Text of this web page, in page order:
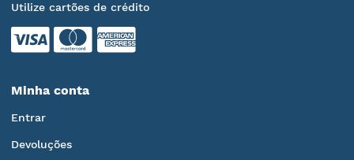
Utilize cartões de crédito
Minha conta
Entrar
Devoluções